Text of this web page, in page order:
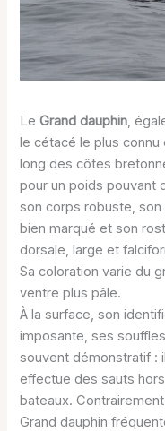
LeGrand dauphin,
le cétacé le plus
long des côtes
pour un poids pouvant
son corps robuste,
bien marqué et son
dorsale, large et
Sa coloration varie du
ventre plus pâle.
À la surface, son
imposante, ses
souvent démonstratif :
effectue des sauts
bateaux.
Grand dauphin